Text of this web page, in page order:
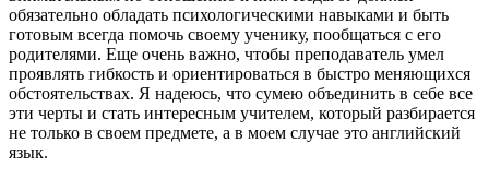
обязательно обладать психологическими навыками и быть
готовым всегда помочь своему ученику, пообщаться с его
родителями. Еще очень важно, чтобы преподаватель умел
проявлять гибкость и ориентироваться в быстро меняющихся
обстоятельствах. Я надеюсь, что сумею объединить в себе все
эти черты и стать интересным учителем, который разбирается
не только в своем предмете, а в моем случае это английский
язык.